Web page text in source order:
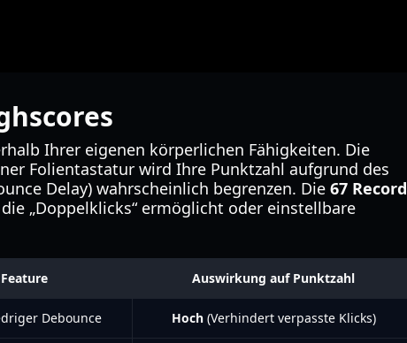
Ihrer eigenen körperlichen Fähigkeiten. Die
Folientastatur wird Ihre Punktzahl aufgrund des
Delay) wahrscheinlich begrenzen. Die 67 Record
„Doppelklicks“ ermöglicht oder einstellbare
Auswirkung auf Punktzahl
Debounce Hoch(Verhindert verpasste Klicks)